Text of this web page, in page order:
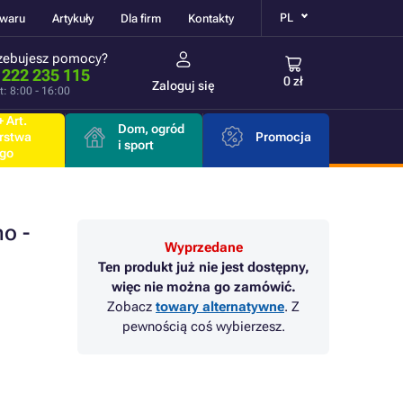
Artykuły Dla firm Kontakty PL
pomocy?
235 115
8:00 - 16:00 Zaloguj się 0 zł
Art.
Dom, ogród
i sport
Promocja
-
Wyprzedane
Ten produkt już nie jest dostępny,
więc nie można go zamówić.
Zobacz towary alternatywne. Z
pewnością coś wybierzesz.